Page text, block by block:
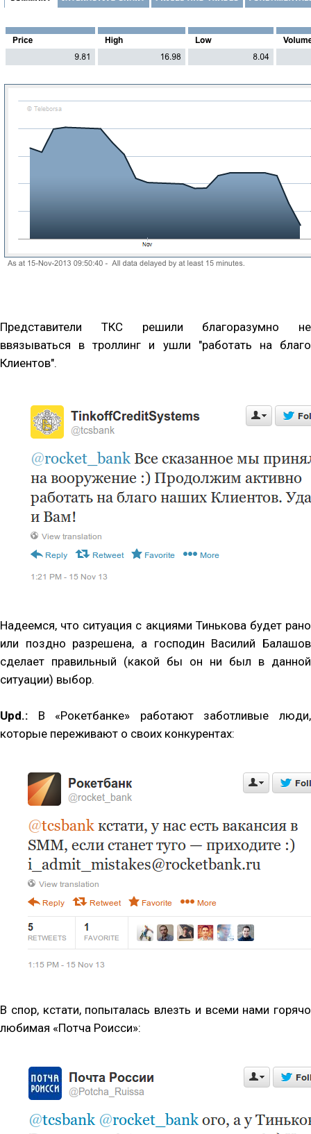
Представители ТКС решили благоразумно не
ввязываться в троллинг и ушли "работать на благо
Клиентов".
Надеемся, что ситуация с акциями Тинькова будет рано
или поздно разрешена, а господин Василий Балашов
сделает правильный (какой бы он ни был в данной
ситуации) выбор.
Upd.: В «Рокетбанке» работают заботливые люди,
которые переживают о своих конкурентах:
В спор, кстати, попыталась влезть и всеми нами горячо
любимая «Потча Роисси»: